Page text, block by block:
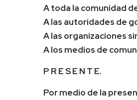
A toda la comunidad
A las autoridades de
A las organizaciones
A los medios de
P R E S E N T E.
Por medio de la